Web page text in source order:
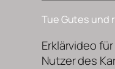
Tue Gutes und
Erklärvideo
Nutzer des